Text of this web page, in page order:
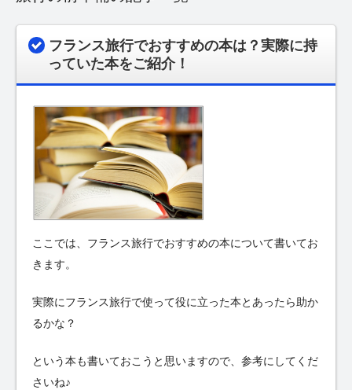
行の
話・
おす
スポ
ッ
ト】
フランス旅行でおすすめの本は？実際に持
っていた本をご紹介！
ここでは、フランス旅行でおすすめの本について書いてお
きます。
実際にフランス旅行で使って役に立った本とあったら助か
るかな？
という本も書いておこうと思いますので、参考にしてくだ
さいね♪